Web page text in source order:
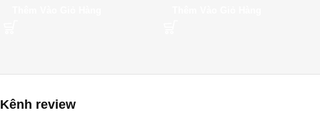
Kênh review